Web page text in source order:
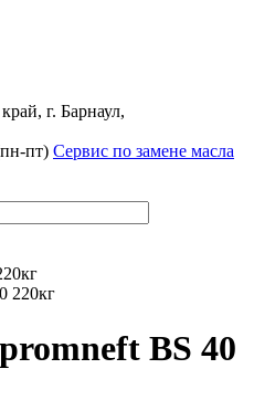
г. Барнаул,
пт) Сервис по замене масла
BS 40